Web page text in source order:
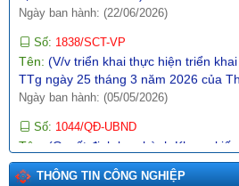
Ngày ban hành: (22/06/2026)
Số: 1838/SCT-VP
Tên: (V/v triển khai thực hiện triển
TTg ngày 25 tháng 3 năm 2026 của
Ngày ban hành: (05/05/2026)
Số: 1044/QĐ-UBND
Tên:
(Quyết định ban hành Khung
mục dữ liệu dùng chung tỉnh Lai Châu)
THÔNG TIN CÔNG NGHIỆP